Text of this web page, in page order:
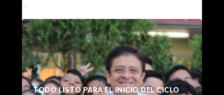
...
TODO LISTO PARA EL INICIO DEL CICLO